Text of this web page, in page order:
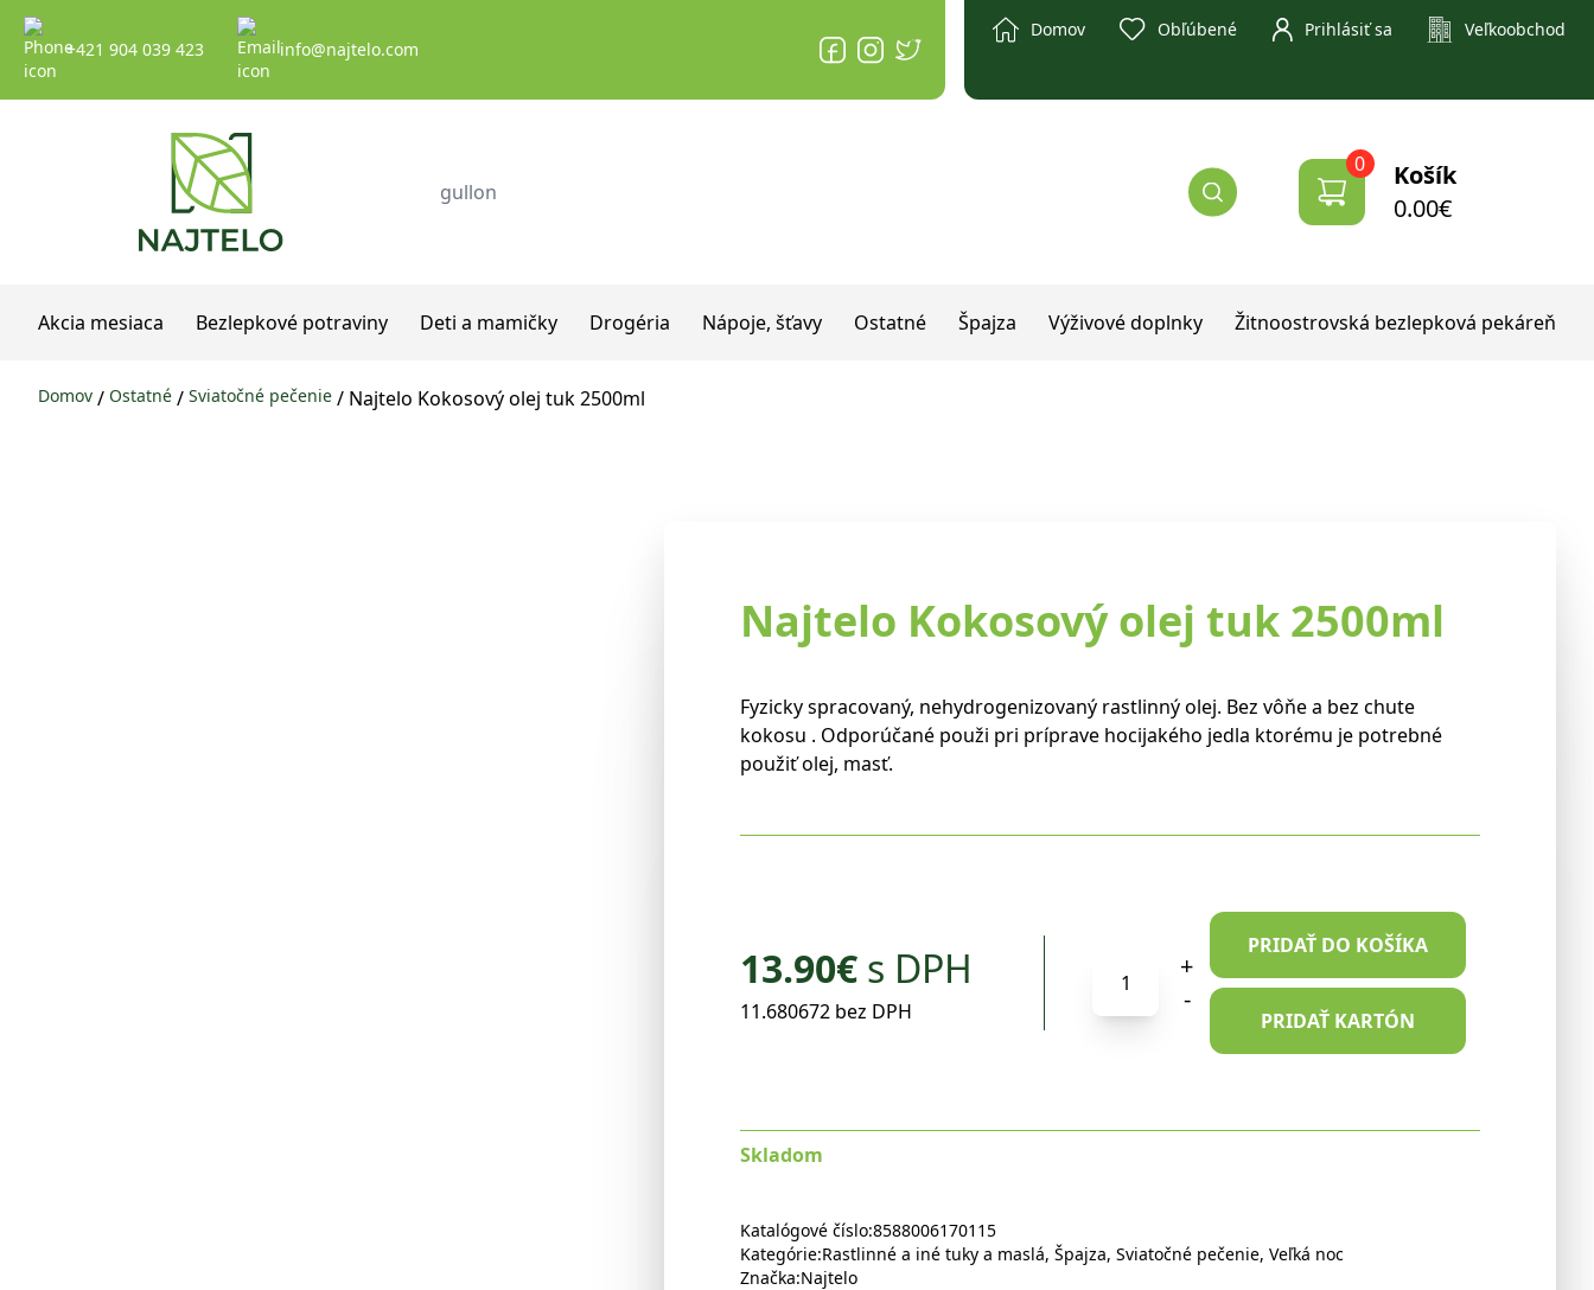
Prejsť na obsah
+421 904 039 423 info@najtelo.com
Domov Obľúbené Prihlásiť sa Veľkoobchod
0
Košík
0.00€
Akcia mesiaca Bezlepkové potraviny Deti a mamičky Drogéria Nápoje, šťavy Ostatné Špajza Výživové doplnky Žitnoostrovská bezlepková pekáreň
Domov / Ostatné / Sviatočné pečenie / Najtelo Kokosový olej tuk 2500ml
Najtelo Kokosový olej tuk 2500ml
Fyzicky spracovaný, nehydrogenizovaný rastlinný olej. Bez vôňe a bez chute
kokosu . Odporúčané použi pri príprave hocijakého jedla ktorému je potrebné
použiť olej, masť.
13.90€ s DPH
11.680672 bez DPH
Najtelo
Kokosový
+
-
PRIDAŤ DO KOŠÍKA
PRIDAŤ KARTÓN
Skladom
Katalógové číslo:8588006170115
Kategórie:Rastlinné a iné tuky a maslá, Špajza, Sviatočné pečenie, Veľká noc
Značka:Najtelo